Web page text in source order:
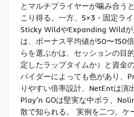
とマルチプライヤーが噛み合う
こり得る。一方、5×3・固定ラ
Sticky WildやExpanding Wildが
は、ボーナス平均値が50〜150
らを選ぶかは、セッションの目
定したラップタイムか）と資金
バイダーによっても色があり、
りやすい倍率設計、NetEntは演
Play’n GOは堅実な中ボラ、
散で知られる。 実例を二つ。ケ